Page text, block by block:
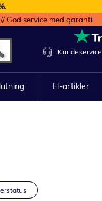
God service med garanti
Kundeservice
El-artikler